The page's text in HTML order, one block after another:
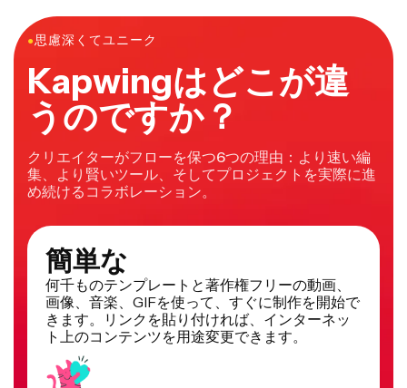
デオ・画像エディターだよ。Kapwingの何百ものバナー
テンプレートを使って、みんなの目を引くユニークな
●思慮深くてユニーク
Kapwingはどこが違
うのですか？
クリエイターがフローを保つ6つの理由：より速い編
集、より賢いツール、そしてプロジェクトを実際に進
め続けるコラボレーション。
簡単な
何千ものテンプレートと著作権フリーの動画、
画像、音楽、GIFを使って、すぐに制作を開始で
きます。リンクを貼り付ければ、インターネッ
ト上のコンテンツを用途変更できます。